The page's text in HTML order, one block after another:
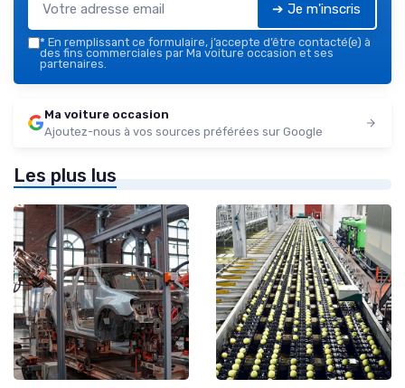
➔ Je m'inscris
* En remplissant ce formulaire, j’accepte d’être contacté(e) à
des fins commerciales par Ma voiture occasion et ses
partenaires.
Ma voiture occasion
Ajoutez-nous à vos sources préférées sur Google
Les plus lus